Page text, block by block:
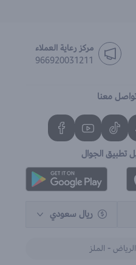
مركز رعاية العملاء
966920031211
معنا
تطبيق الجوال
ريال سعودي
الرياض - الملز